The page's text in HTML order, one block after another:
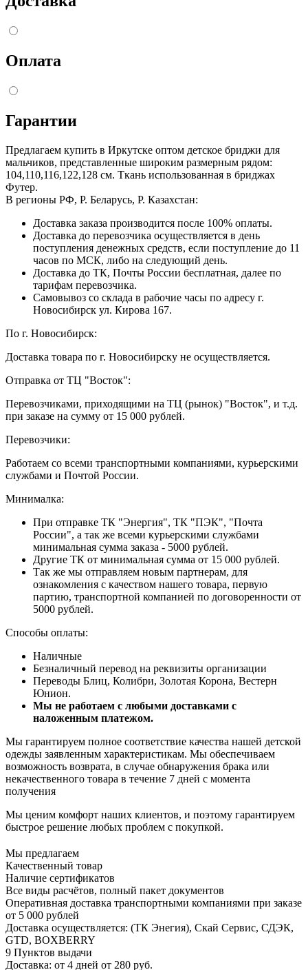
Оплата
Гарантии
Предлагаем купить в Иркутске оптом детское бриджи для
мальчиков, представленные широким размерным рядом:
104,110,116,122,128 см. Ткань использованная в бриджах
Футер.
В регионы РФ, Р. Беларусь, Р. Казахстан:
Доставка заказа производится после 100% оплаты.
Доставка до перевозчика осуществляется в день
поступления денежных средств, если поступление до 11
часов по МСК, либо на следующий день.
Доставка до ТК, Почты России бесплатная, далее по
тарифам перевозчика.
Самовывоз со склада в рабочие часы по адресу г.
Новосибирск ул. Кирова 167.
По г. Новосибирск:
Доставка товара по г. Новосибирску не осуществляется.
Отправка от ТЦ "Восток":
Перевозчиками, приходящими на ТЦ (рынок) "Восток", и т.д.
при заказе на сумму от 15 000 рублей.
Перевозчики:
Работаем со всеми транспортными компаниями, курьерскими
службами и Почтой России.
Минималка:
При отправке ТК "Энергия", ТК "ПЭК", "Почта
России", а так же всеми курьерскими службами
минимальная сумма заказа - 5000 рублей.
Другие ТК от минимальная сумма от 15 000 рублей.
Так же мы отправляем новым партнерам, для
ознакомления с качеством нашего товара, первую
партию, транспортной компанией по договоренности от
5000 рублей.
Способы оплаты:
Наличные
Безналичный перевод на реквизиты организации
Переводы Блиц, Колибри, Золотая Корона, Вестерн
Юнион.
Мы не работаем с любыми доставками с
наложенным платежом.
Мы гарантируем полное соответствие качества нашей детской
одежды заявленным характеристикам. Мы обеспечиваем
возможность возврата, в случае обнаружения брака или
некачественного товара в течение 7 дней с момента
получения
Мы ценим комфорт наших клиентов, и поэтому гарантируем
быстрое решение любых проблем с покупкой.
Мы предлагаем
Качественный товар
Наличие сертификатов
Все виды расчётов, полный пакет документов
Оперативная доставка транспортными компаниями при заказе
от 5 000 рублей
Доставка осуществляется: (ТК Энегия), Скай Сервис, СДЭК,
GTD, BOXBERRY
9 Пунктов выдачи
Доставка: от 4 дней от 280 руб.